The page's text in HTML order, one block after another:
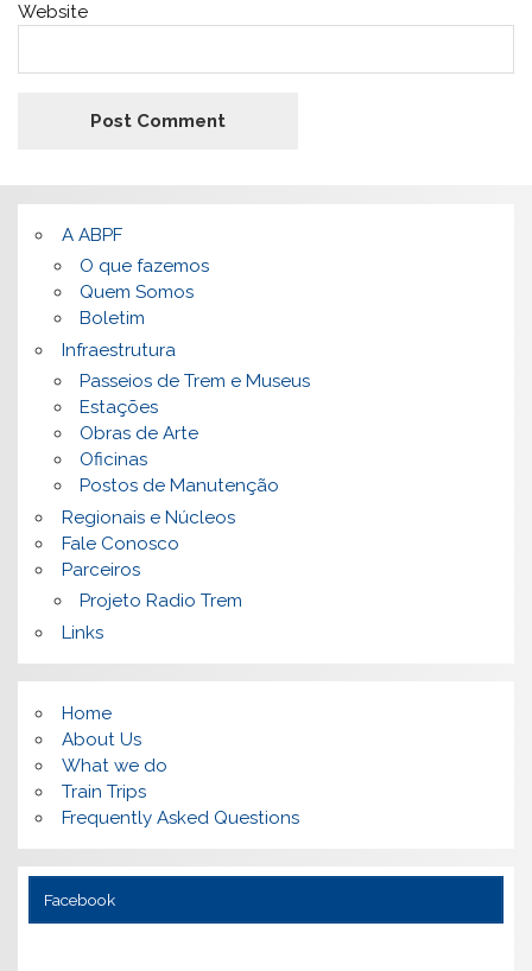
Website
A ABPF
O que fazemos
Quem Somos
Boletim
Infraestrutura
Passeios de Trem e Museus
Estações
Obras de Arte
Oficinas
Postos de Manutenção
Regionais e Núcleos
Fale Conosco
Parceiros
Projeto Radio Trem
Links
Home
About Us
What we do
Train Trips
Frequently Asked Questions
Facebook